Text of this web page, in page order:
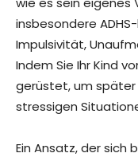
insbesondere
Impulsivität,
Indem Sie Ihr Kind
gerüstet, um
stressigen
Ein Ansatz, der